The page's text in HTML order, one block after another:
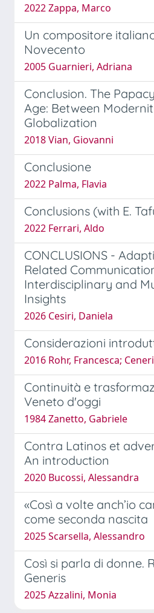
2022 Zappa, Marco
Un compositore
Novecento
2005 Guarnieri, Adriana
Conclusion. The
Age: Between
Globalization
2018 Vian, Giovanni
Conclusione
2022 Palma, Flavia
Conclusions (with E.
2022 Ferrari, Aldo
CONCLUSIONS -
Related
Interdisciplinary and
Insights
2026 Cesiri, Daniela
Considerazioni
2016 Rohr, Francesca;
Continuità e
Veneto d'oggi
1984 Zanetto, Gabriele
Contra Latinos et
An introduction
2020 Bucossi, Alessandra
«Così a volte anch’io
come seconda nascita
2025 Scarsella, Alessandro
Così si parla di donne.
Generis
2025 Azzalini, Monia